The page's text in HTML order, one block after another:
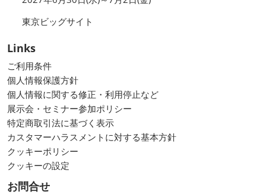
東京ビッグサイト
Links
ご利用条件
個人情報保護方針
個人情報に関する修正・利用停止など
展示会・セミナー参加ポリシー
特定商取引法に基づく表示
カスタマーハラスメントに対する基本方針
クッキーポリシー
クッキーの設定
お問合せ